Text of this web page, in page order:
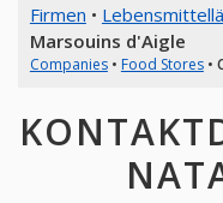
Firmen •
Marsouins d'Aigle
Companies• Food Stores•